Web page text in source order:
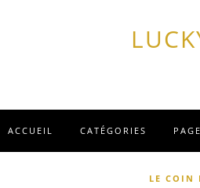
ACCUEIL CATÉGORIES
LE COIN